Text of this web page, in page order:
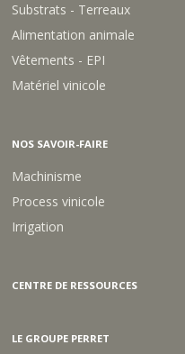
Substrats - Terreaux
Alimentation animale
Vêtements - EPI
Matériel vinicole
NOS SAVOIR-FAIRE
Machinisme
Process vinicole
Irrigation
CENTRE DE RESSOURCES
LE GROUPE PERRET